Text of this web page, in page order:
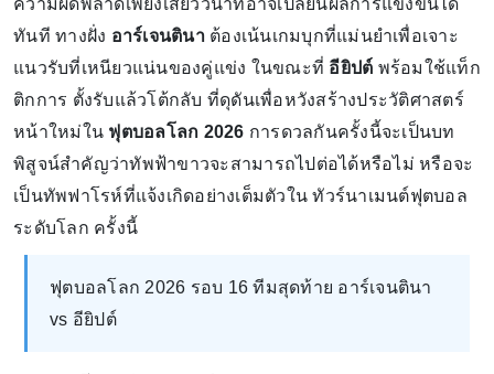
ความผิดพลาดเพียงเสี้ยววินาทีอาจเปลี่ยนผลการแข่งขันได้
ทันที ทางฝั่ง อาร์เจนตินาต้องเน้นเกมบุกที่แม่นยำเพื่อเจาะ
แนวรับที่เหนียวแน่นของคู่แข่ง ในขณะที่ อียิปต์ พร้อมใช้แท็ก
ติกการ ตั้งรับแล้วโต้กลับ ที่ดุดันเพื่อหวังสร้างประวัติศาสตร์
หน้าใหม่ใน ฟุตบอลโลก 2026 การดวลกันครั้งนี้จะเป็นบท
พิสูจน์สำคัญว่าทัพฟ้าขาวจะสามารถไปต่อได้หรือไม่ หรือจะ
เป็นทัพฟาโรห์ที่แจ้งเกิดอย่างเต็มตัวใน ทัวร์นาเมนต์ฟุตบอล
ระดับโลก ครั้งนี้
ฟุตบอลโลก 2026 รอบ 16 ทีมสุดท้าย อาร์เจนตินา
vs อียิปต์